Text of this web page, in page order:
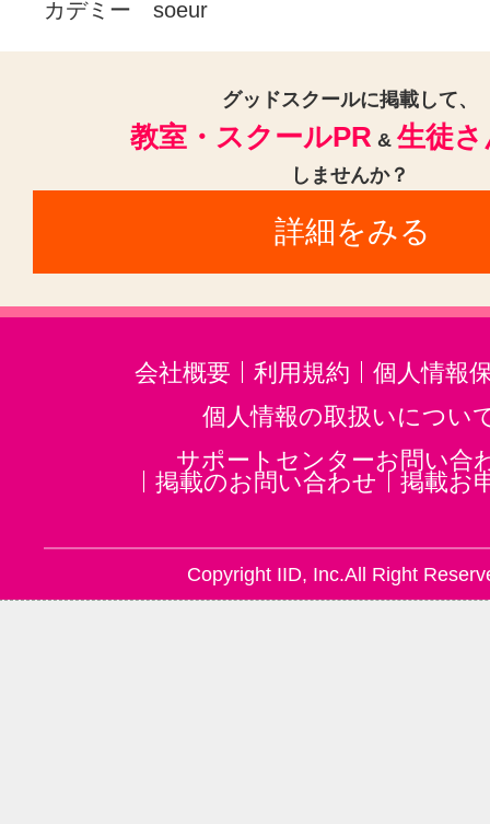
カデミー soeur
グッドスクールに掲載して、
教室・スクールPR & 生徒
しませんか？
詳細をみる
会社概要 利用規約
個人情報
個人情報の取扱いについ
サポートセンターお問い合
掲載のお問い合わせ
掲載お
Copyright IID, Inc.All Right